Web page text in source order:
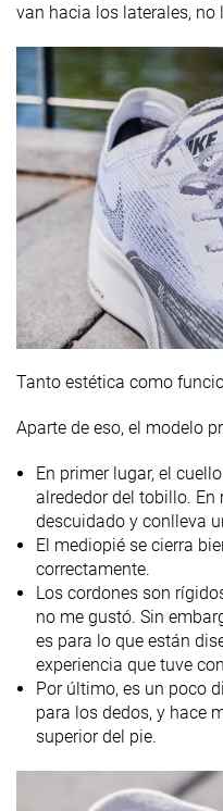
van hacia los laterales, no
Tanto estética como
Aparte de eso, el modelo
En primer lugar, el
alrededor del tobillo. En
descuidado y conlleva
El mediopié se cierra
correctamente.
Los cordones son
no me gustó. Sin
es para lo que están
experiencia que tuve
Por último, es un poco
para los dedos, y hace
superior del pie.